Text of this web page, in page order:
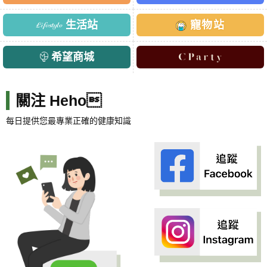
生活站 寵物站
希望商城
關注 Heho
每日提供您最專業正確的健康知識